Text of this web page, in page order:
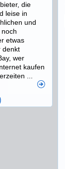
die
leise in
und
etwas
denkt
wer
kaufen
...